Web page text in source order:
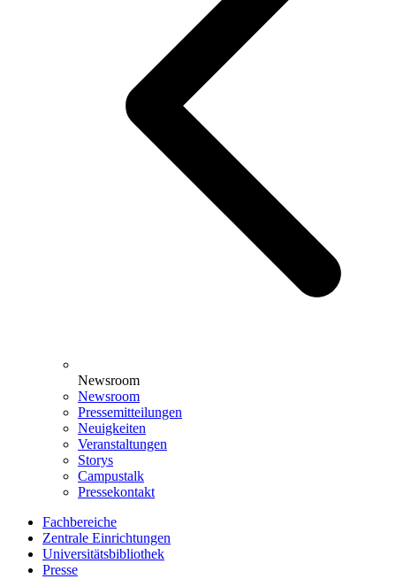
Newsroom
Newsroom
Pressemitteilungen
Neuigkeiten
Veranstaltungen
Storys
Campustalk
Pressekontakt
Fachbereiche
Zentrale Einrichtungen
Universitätsbibliothek
Presse